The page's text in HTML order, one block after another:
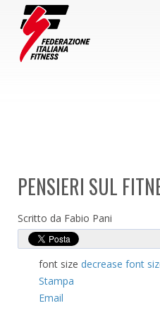
PENSIERI SUL
Scritto da Fabio Pani
font size decrease font
Stampa
Email